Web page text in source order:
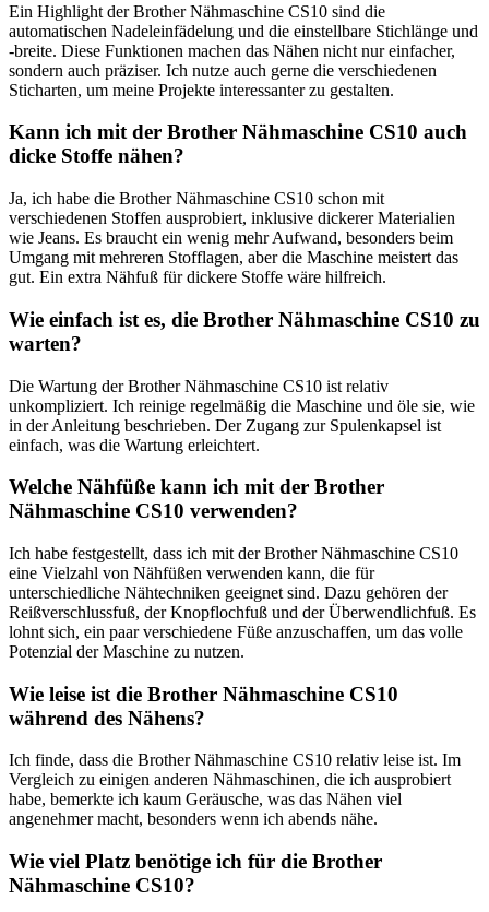
Ein Highlight der Brother Nähmaschine CS10 sind die
automatischen Nadeleinfädelung und die einstellbare Stichlänge und
-breite. Diese Funktionen machen das Nähen nicht nur einfacher,
sondern auch präziser. Ich nutze auch gerne die verschiedenen
Sticharten, um meine Projekte interessanter zu gestalten.
Kann ich mit der Brother Nähmaschine CS10 auch
dicke Stoffe nähen?
Ja, ich habe die Brother Nähmaschine CS10 schon mit
verschiedenen Stoffen ausprobiert, inklusive dickerer Materialien
wie Jeans. Es braucht ein wenig mehr Aufwand, besonders beim
Umgang mit mehreren Stofflagen, aber die Maschine meistert das
gut. Ein extra Nähfuß für dickere Stoffe wäre hilfreich.
Wie einfach ist es, die Brother Nähmaschine CS10 zu
warten?
Die Wartung der Brother Nähmaschine CS10 ist relativ
unkompliziert. Ich reinige regelmäßig die Maschine und öle sie, wie
in der Anleitung beschrieben. Der Zugang zur Spulenkapsel ist
einfach, was die Wartung erleichtert.
Welche Nähfüße kann ich mit der Brother
Nähmaschine CS10 verwenden?
Ich habe festgestellt, dass ich mit der Brother Nähmaschine CS10
eine Vielzahl von Nähfüßen verwenden kann, die für
unterschiedliche Nähtechniken geeignet sind. Dazu gehören der
Reißverschlussfuß, der Knopflochfuß und der Überwendlichfuß. Es
lohnt sich, ein paar verschiedene Füße anzuschaffen, um das volle
Potenzial der Maschine zu nutzen.
Wie leise ist die Brother Nähmaschine CS10
während des Nähens?
Ich finde, dass die Brother Nähmaschine CS10 relativ leise ist. Im
Vergleich zu einigen anderen Nähmaschinen, die ich ausprobiert
habe, bemerkte ich kaum Geräusche, was das Nähen viel
angenehmer macht, besonders wenn ich abends nähe.
Wie viel Platz benötige ich für die Brother
Nähmaschine CS10?